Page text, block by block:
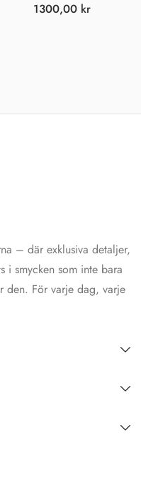
1300,00 kr
– där exklusiva detaljer,
i smycken som inte bara
den. För varje dag, varje